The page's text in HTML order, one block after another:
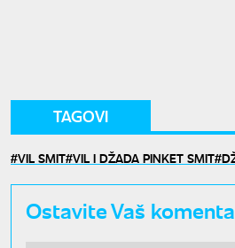
TAGOVI
VIL SMIT VIL I DŽADA PINKET SMIT
Ostavite Vaš